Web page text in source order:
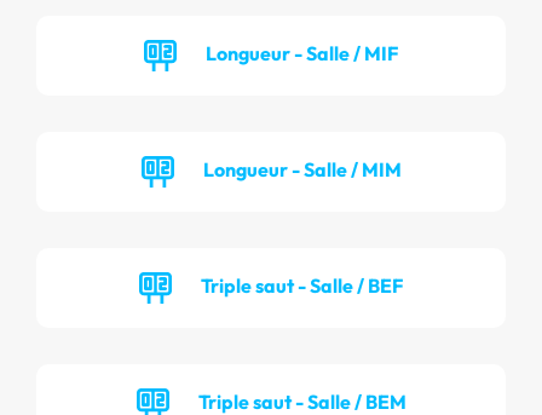
Longueur - Salle / MIF
Longueur - Salle / MIM
Triple saut - Salle / BEF
Triple saut - Salle / BEM